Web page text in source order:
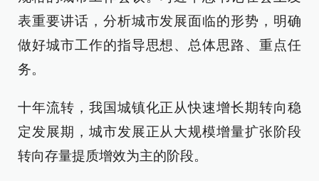
表重要讲话，分析城市发展面临的形势，明确
做好城市工作的指导思想、总体思路、重点任
务。
十年流转，我国城镇化正从快速增长期转向稳
定发展期，城市发展正从大规模增量扩张阶段
转向存量提质增效为主的阶段。